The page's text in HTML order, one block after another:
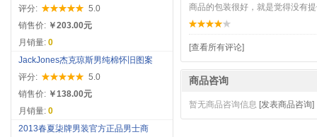
评分:
5.0
销售价: ￥203.00元
月销量: 0
JackJones杰克琼斯男纯棉怀旧图案
评分:
5.0
销售价: ￥138.00元
月销量: 0
2013春夏柒牌男装官方正品男士商
商品的包装很好，就是觉得没有
[查看所有评论]
商品咨询
暂无商品咨询信息 [发表商品咨询]